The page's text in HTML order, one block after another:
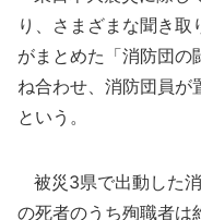
り、さまざまな聞き
がまとめた「消防団
ね合わせ、消防団員が
という。
被災3県で出動した
の死者のうち殉職者は